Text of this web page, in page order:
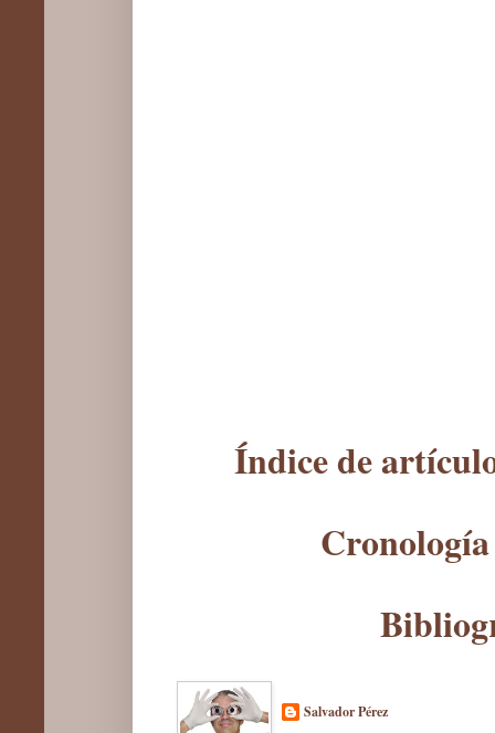
Índice de
Salvador Pérez